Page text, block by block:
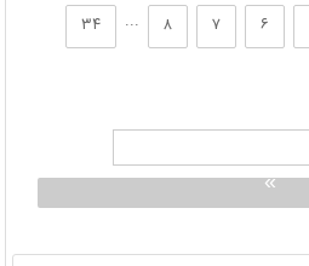
۶ ۷ ۸ ... ۳۴